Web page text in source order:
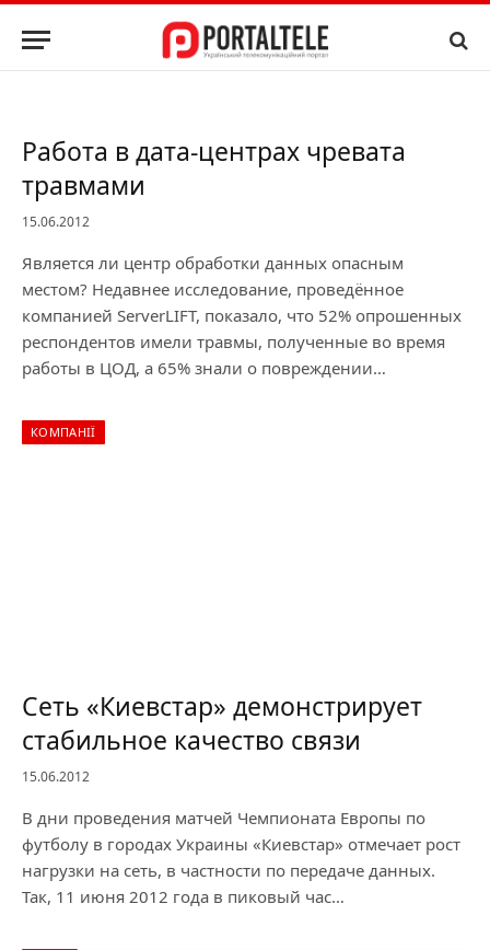
Работа в дата-центрах чревата
травмами
15.06.2012
Является ли центр обработки данных опасным
местом? Недавнее исследование, проведённое
компанией ServerLIFT, показало, что 52% опрошенных
респондентов имели травмы, полученные во время
работы в ЦОД, а 65% знали о повреждении…
КОМПАНІЇ
Сеть «Киевстар» демонстрирует
стабильное качество связи
15.06.2012
В дни проведения матчей Чемпионата Европы по
футболу в городах Украины «Киевстар» отмечает рост
нагрузки на сеть, в частности по передаче данных.
Так, 11 июня 2012 года в пиковый час…